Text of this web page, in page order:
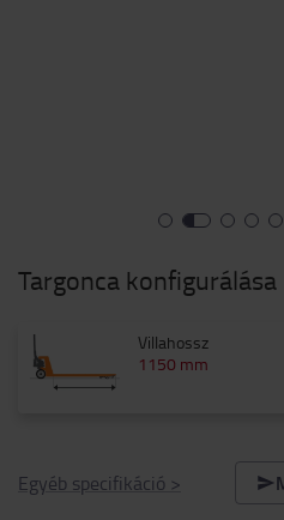
Targonca konfigurálása
Villahossz
1150 mm
Egyéb specifikáció >